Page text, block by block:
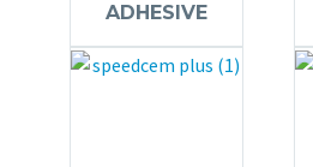
ADHESIVE